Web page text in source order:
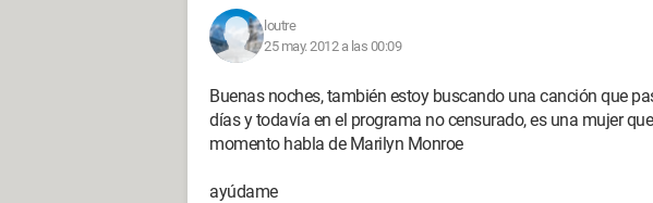
loutre
25 may. 2012 a las 00:09
Buenas noches, también estoy buscando una canción que
días y todavía en el programa no censurado, es una mujer
momento habla de Marilyn Monroe
ayúdame